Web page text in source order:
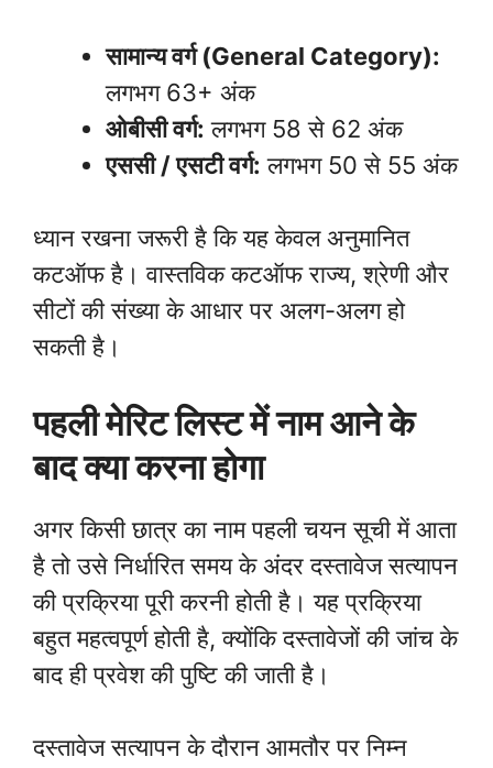
सामान्य वर्ग (General Category):
लगभग 63+ अंक
ओबीसी वर्ग: लगभग 58 से 62 अंक
एससी / एसटी वर्ग: लगभग 50 से 55 अंक
ध्यान रखना जरूरी है कि यह केवल अनुमानित
कटऑफ है। वास्तविक कटऑफ राज्य, श्रेणी और
सीटों की संख्या के आधार पर अलग-अलग हो
सकती है।
पहली मेरिट लिस्ट में नाम आने के
बाद क्या करना होगा
अगर किसी छात्र का नाम पहली चयन सूची में आता
है तो उसे निर्धारित समय के अंदर दस्तावेज सत्यापन
की प्रक्रिया पूरी करनी होती है। यह प्रक्रिया
बहुत महत्वपूर्ण होती है, क्योंकि दस्तावेजों की जांच के
बाद ही प्रवेश की पुष्टि की जाती है।
दस्तावेज सत्यापन के दौरान आमतौर पर निम्न